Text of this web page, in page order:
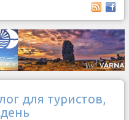
для туристов,